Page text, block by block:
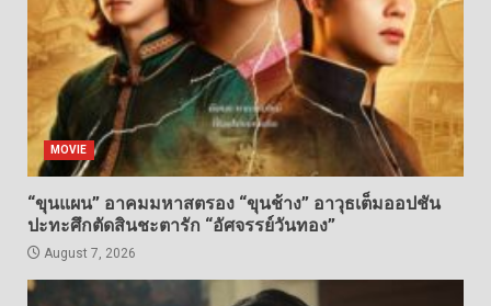
MOVIE
“ขุนแผน” อาคมมหาสตรอง “ขุนช้าง” อาวุธเต็มออปชัน
ปะทะศึกตัดสินชะตารัก “อัศจรรย์วันทอง”
August 7, 2026